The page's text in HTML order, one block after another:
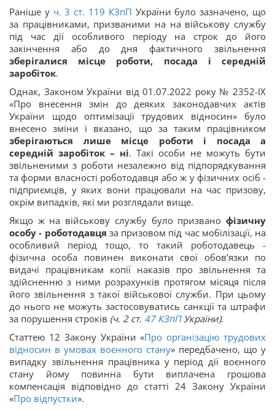
Раніше у ч. 3 ст. 119 КЗпП України було зазначено, що
за працівниками, призваними на на військову службу
під час дії особливого періоду на строк до його
закінчення або до дня фактичного звільнення
зберігалися місце роботи, посада і середній
заробіток.
Однак, Законом України від 01.07.2022 року № 2352-IX
«Про внесення змін до деяких законодавчих актів
України щодо оптимізації трудових відносин» було
внесено зміни і вказано, що за таким працівником
зберігаються лише місце роботи і посада а
середній заробіток – ні. Такі особи не можуть бути
звільненими з роботи незалежно від підпорядкування
та форми власності роботодавця або ж у фізичних осіб -
підприємців, у яких вони працювали на час призову,
окрім випадків, які ми розглядали вище.
Якщо ж на військову службу було призвано фізичну
особу - роботодавця за призовом під час мобілізації, на
особливий період тощо, то такий роботодавець -
фізична особа повинен виконати свої обов’язки по
видачі працівникам копії наказів про звільнення та
здійсненню з ними розрахунків протягом місяця після
його звільнення з такої військової служби. При цьому
до нього не можуть застосовуватись санкції та штрафи
за порушення строків (ч. 2 ст. 47КЗпПУкраїни).
Статтею 12 Закону України «Про організацію трудових
відносин в умовах воєнного стану» передбачено, що у
випадку звільнення працівника у період дії воєнного
стану йому повинна бути виплачена грошова
компенсація відповідно до статті 24 Закону України
«Про відпустки».